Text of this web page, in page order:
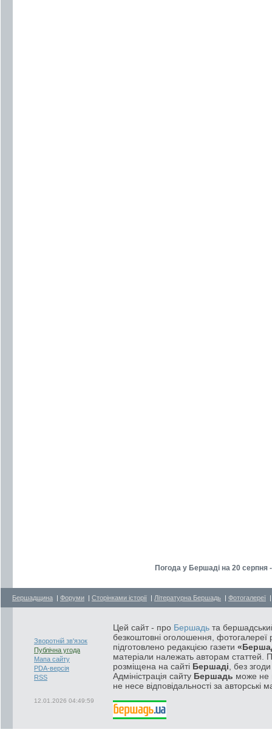
Погода у Бершаді на 20 серпня
Бершадщина | Форуми | Сторінками історії | Літературна Бершадь | Фотогалереї
Зворотній зв'язок
Публічна угода
Мапа сайту
PDA-версія
RSS
12.01.2026 04:49:59
Цей сайт - про Бершадь та
безкоштовні оголошення, фотогалереї
підготовлено редакцією газети
матеріали належать авторам статтей.
розміщена на сайті Бершаді , без
Адміністрація сайту Бершадь може не
не несе відповідальності за авторські